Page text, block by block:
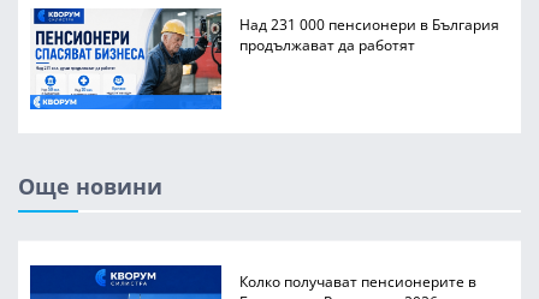
Над 231 000 пенсионери в България
продължават да работят
Още новини
Колко получават пенсионерите в